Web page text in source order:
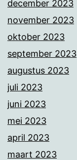
december 2023
november 2023
oktober 2023
september 2023
augustus 2023
juli 2023
juni 2023
mei 2023
april 2023
maart 2023